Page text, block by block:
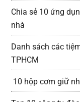
Chia sẻ 10 ứng
nhà
Danh sách các
TPHCM
10 hộp cơm giữ